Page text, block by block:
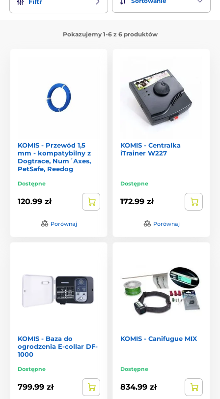
Pokazujemy 1-6 z 6 produktów
KOMIS - Przewód 1,5
mm - kompatybilny z
Dogtrace, Num´Axes,
PetSafe, Reedog
Dostępne
120.99 zł
Porównaj
KOMIS - Centralka
iTrainer W227
Dostępne
172.99 zł
Porównaj
KOMIS - Baza do
ogrodzenia E-collar DF-
1000
Dostępne
799.99 zł
KOMIS - Canifugue MIX
Dostępne
834.99 zł